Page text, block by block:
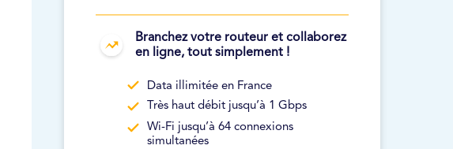
Branchez votre routeur et collaborez
en ligne, tout simplement !
Data illimitée en France
Très haut débit jusqu’à 1 Gbps
Wi-Fi jusqu’à 64 connexions
simultanées